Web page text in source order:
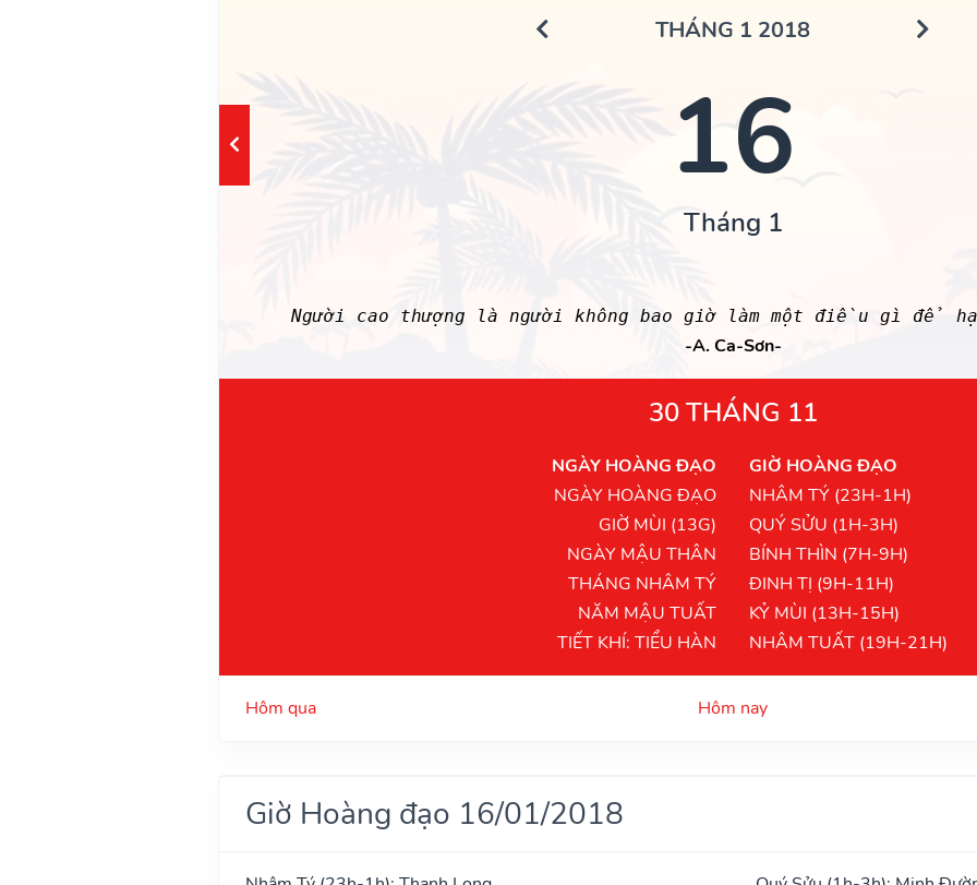
THÁNG 1 2018
16
Tháng 1
Người cao thượng là người không bao giờ làm một điều gì để
-A. Ca-Sơn-
30 THÁNG 11
NGÀY HOÀNG ĐẠO
NGÀY HOÀNG ĐẠO
GIỜ MÙI (13G)
NGÀY MẬU THÂN
THÁNG NHÂM TÝ
NĂM MẬU TUẤT
TIẾT KHÍ: TIỂU HÀN
GIỜ HOÀNG ĐẠO
NHÂM TÝ (23H-1H)
QUÝ SỬU (1H-3H)
BÍNH THÌN (7H-9H)
ĐINH TỊ (9H-11H)
KỶ MÙI (13H-15H)
NHÂM TUẤT (19H-21H)
Hôm qua Hôm nay
Giờ Hoàng đạo 16/01/2018